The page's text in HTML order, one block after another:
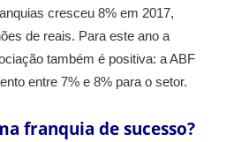
cresceu 8% em 2017,
de reais. Para este ano a
também é positiva: a ABF
entre 7% e 8% para o setor.
franquia de sucesso?